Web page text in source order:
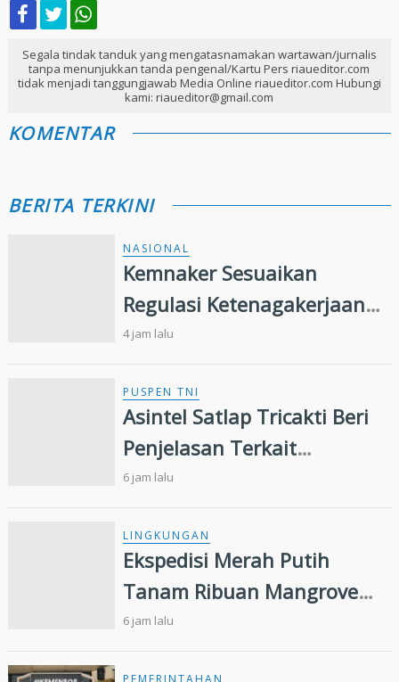
Segala tindak tanduk yang mengatasnamakan wartawan/jurnalis
tanpa menunjukkan tanda pengenal/Kartu Pers riaueditor.com
tidak menjadi tanggungjawab Media Online riaueditor.com Hubungi
kami: riaueditor@gmail.com
KOMENTAR
BERITA TERKINI
NASIONAL
Kemnaker Sesuaikan
Regulasi Ketenagakerjaan
Hadapi Dinamika Dunia
Kerja
4 jam lalu
PUSPEN TNI
Asintel Satlap Tricakti Beri
Penjelasan Terkait
Penanganan 53 Ton Pasir
Timah di Air Merbau
6 jam lalu
LINGKUNGAN
Ekspedisi Merah Putih
Tanam Ribuan Mangrove
dan Serahkan Bantuan
Nelayan di Pulau Rupat
6 jam lalu